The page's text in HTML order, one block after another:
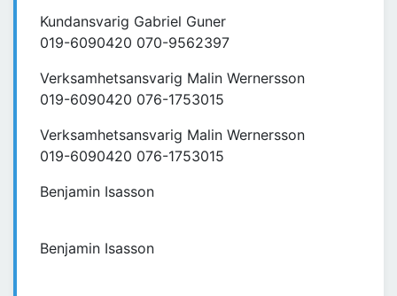
Kundansvarig Gabriel Guner
019-6090420 070-9562397
Verksamhetsansvarig Malin Wernersson
019-6090420 076-1753015
Verksamhetsansvarig Malin Wernersson
019-6090420 076-1753015
Benjamin Isasson
Benjamin Isasson